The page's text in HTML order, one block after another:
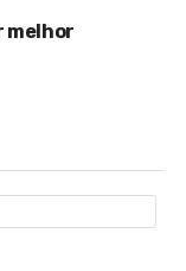
melhor